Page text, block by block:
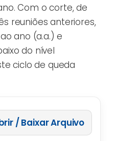
Com o corte, de
reuniões anteriores,
ao ano (a.a.) e
do nível
ciclo de queda
/ Baixar Arquivo